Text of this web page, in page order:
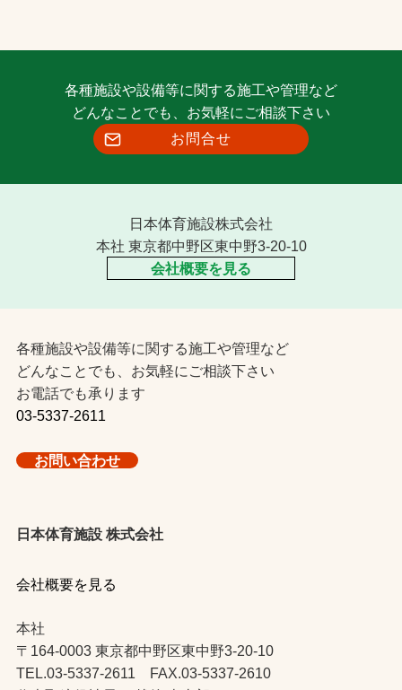
各種施設や設備等に関する施工や管理など
どんなことでも、お気軽にご相談下さい
お問合せ
日本体育施設株式会社
本社 東京都中野区東中野3-20-10
会社概要を見る
各種施設や設備等に関する施工や管理など
どんなことでも、お気軽にご相談下さい
お電話でも承ります
03-5337-2611
お問い合わせ
日本体育施設 株式会社
会社概要を見る
本社
〒164-0003 東京都中野区東中野3-20-10
TEL.03-5337-2611 FAX.03-5337-2610